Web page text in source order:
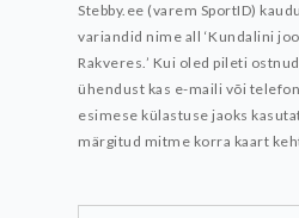
Stebby.ee (varem SportID)
variandid nime all ‘Kundalini
Rakveres.’ Kui oled pileti
ühendust kas e-maili või
esimese külastuse jaoks
märgitud mitme korra kaart